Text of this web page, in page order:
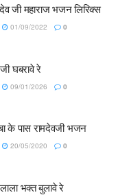
जी महाराज भजन लिरिक्स
01/09/2022 0
घबरावे रे
09/01/2026 0
के पास रामदेवजी भजन
20/05/2020 0
भक्त बुलावे रे